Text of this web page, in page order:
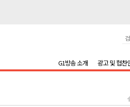
G1방송 소개 광고 및 협찬